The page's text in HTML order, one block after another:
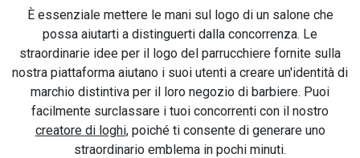
È essenziale mettere le mani sul logo di un salone che
possa aiutarti a distinguerti dalla concorrenza. Le
straordinarie idee per il logo del parrucchiere fornite sulla
nostra piattaforma aiutano i suoi utenti a creare un'identità di
marchio distintiva per il loro negozio di barbiere. Puoi
facilmente surclassare i tuoi concorrenti con il nostro
creatore di loghi, poiché ti consente di generare uno
straordinario emblema in pochi minuti.